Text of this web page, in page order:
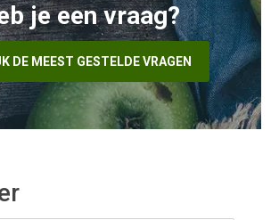
DE MEEST GESTELDE VRAGEN
je een vraag?